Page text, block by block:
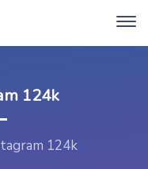
124k
124k